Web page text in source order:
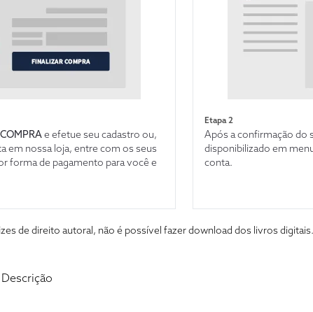
e efetue seu cadastro ou,
em nossa loja, entre com os seus
forma de pagamento para você e
Etapa 2
Após a confirmação do
disponibilizado em
conta.
de direito autoral, não é possível fazer download dos livros
Descrição